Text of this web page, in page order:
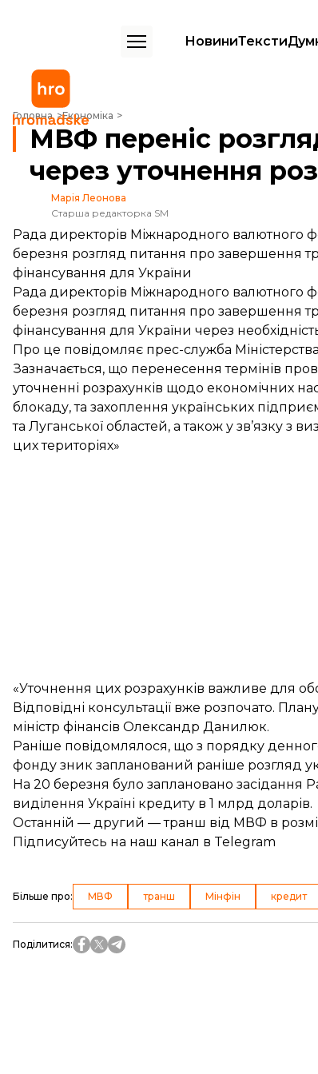
НовиниТексти
Головна Економіка
МВФ переніс розгляд траншу для України через уточнення
МВФ переніс
через уточнення
Марія Леонова
Старша редакторка SM
Рада директорів Міжнародного валютного
березня розгляд питання про завершення
фінансування для України
Рада директорів Міжнародного валютного
березня розгляд питання про завершення
фінансування для України через
Про це повідомляє прес-служба
Зазначається, що перенесення термінів
уточненні розрахунків щодо економічних
блокаду, та захоплення українських
та Луганської областей, а також у зв’язку
цих територіях»
«Уточнення цих розрахунків важливе для
Відповідні консультації вже розпочато.
міністр фінансів Олександр Данилюк.
Раніше повідомлялося, що з порядку
фонду зник запланований раніше розгляд
На 20 березня було заплановано засідання
виділення Україні кредиту в 1 млрд доларів.
Останній — другий — транш від МВФ в
Підписуйтесь на наш канал в Telegram
Більше про: МВФ транш Мінфін кредит
Поділитися: